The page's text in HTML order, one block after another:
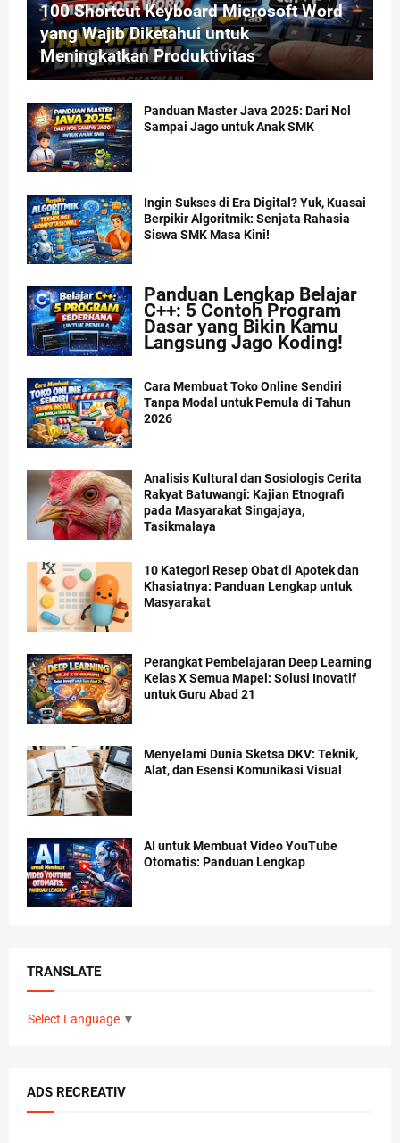
100 Shortcut Keyboard Microsoft Word
yang Wajib Diketahui untuk
Meningkatkan Produktivitas
Panduan Master Java 2025: Dari Nol
Sampai Jago untuk Anak SMK
Ingin Sukses di Era Digital? Yuk, Kuasai
Berpikir Algoritmik: Senjata Rahasia
Siswa SMK Masa Kini!
Panduan Lengkap Belajar
C++: 5 Contoh Program
Dasar yang Bikin Kamu
Langsung Jago Koding!
Cara Membuat Toko Online Sendiri
Tanpa Modal untuk Pemula di Tahun
2026
Analisis Kultural dan Sosiologis Cerita
Rakyat Batuwangi: Kajian Etnografi
pada Masyarakat Singajaya,
Tasikmalaya
10 Kategori Resep Obat di Apotek dan
Khasiatnya: Panduan Lengkap untuk
Masyarakat
Perangkat Pembelajaran Deep Learning
Kelas X Semua Mapel: Solusi Inovatif
untuk Guru Abad 21
Menyelami Dunia Sketsa DKV: Teknik,
Alat, dan Esensi Komunikasi Visual
AI untuk Membuat Video YouTube
Otomatis: Panduan Lengkap
TRANSLATE
Select Language ▼
ADS RECREATIV